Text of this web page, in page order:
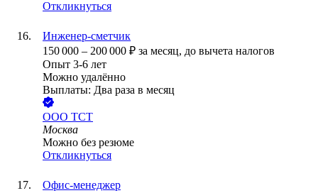
Откликнуться
Инженер-сметчик
150 000 – 200 000 ₽ за месяц, до вычета налогов
Опыт 3-6 лет
Можно удалённо
Выплаты: Два раза в месяц
ООО ТСТ
Москва
Можно без резюме
Откликнуться
Офис-менеджер